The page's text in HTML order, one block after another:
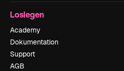
Loslegen
Academy
Dokumentation
Support
AGB